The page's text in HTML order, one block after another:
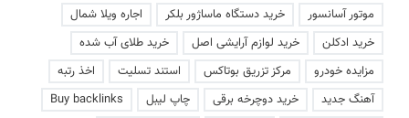
موتور آسانسور خرید دستگاه ماساژور بلکر
اجاره ویلا شمال
خرید ادکلن
خرید لوازم آرایشی اصل
خرید طلای آب شده
مزایده خودرو
مرکز تزریق بوتاکس استند تسلیت
اخذ رتبه
آهنگ جدید
خرید دوچرخه برقی چاپ لیبل
Buy backlinks